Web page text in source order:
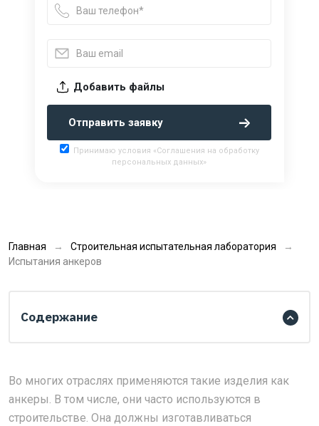
Добавить файлы
Отправить заявку
Принимаю условия «Соглашения на обработку
персональных данных»
Главная
Строительная испытательная лаборатория
Испытания анкеров
Содержание
Во многих отраслях применяются такие изделия как
анкеры. В том числе, они часто используются в
строительстве. Она должны изготавливаться